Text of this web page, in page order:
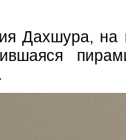
Дахшура, на